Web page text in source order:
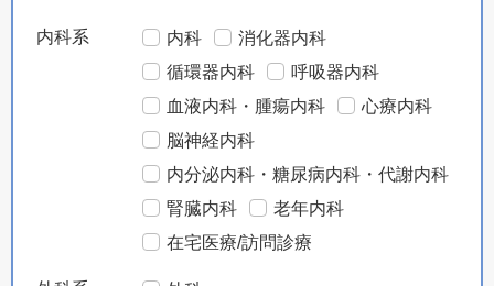
内科系 内科
消化器内科
循環器内科
呼吸器内科
血液内科・腫瘍内科
心療内科
脳神経内科
内分泌内科・糖尿病内科・代謝内科
腎臓内科
老年内科
在宅医療/訪問診療